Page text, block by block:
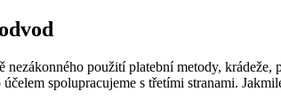
použití platební metody,
spolupracujeme s třetími stranami.